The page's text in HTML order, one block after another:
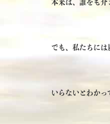
本来は、誰をも介
でも、私たちには
いらないとわかっ